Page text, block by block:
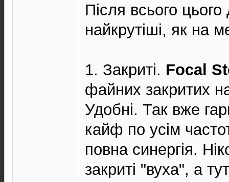
Після всього цього
найкрутіші, як на
1. Закриті. Focal
файних закритих
Удобні. Так вже
кайф по усім
повна синергія.
закриті "вуха", а